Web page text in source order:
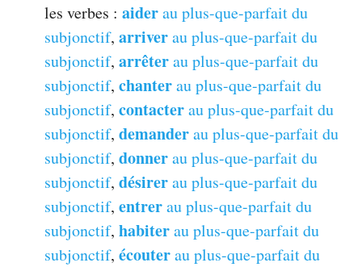
les verbes : aiderau plus-que-parfait du
subjonctif, arriverau plus-que-parfait du
subjonctif, arrêterau plus-que-parfait du
subjonctif, chanterau plus-que-parfait du
subjonctif, contacterau plus-que-parfait du
subjonctif, demanderau plus-que-parfait du
subjonctif, donnerau plus-que-parfait du
subjonctif, désirerau plus-que-parfait du
subjonctif, entrerau plus-que-parfait du
subjonctif, habiterau plus-que-parfait du
subjonctif, écouterau plus-que-parfait du